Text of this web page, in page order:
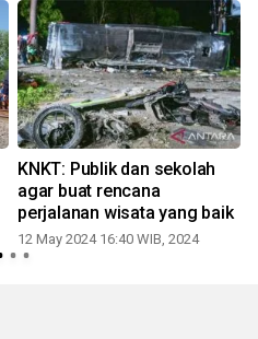
KNKT: Publik dan sekolah
agar buat rencana
perjalanan wisata yang baik
12 May 2024 16:40 WIB, 2024